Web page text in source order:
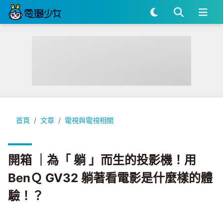
首頁 文章 電視與電視相關
開箱 ｜為「 躺 」而生的投影機！用 BenＱ GV32 躺著看電影
開箱 ｜為「 躺 」而生的投影機！用
BenＱ GV32 躺著看電影是什麼樣的體
驗！？